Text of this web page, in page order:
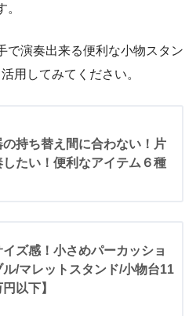
で演奏出来る便利な小物スタン
用してみてください。
の持ち替え間に合わない！片
したい！便利なアイテム６種
ズ感！小さめパーカッショ
ル/マレットスタンド/小物台11
以下】